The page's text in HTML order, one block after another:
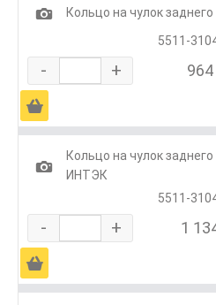
1
Кольцо на чулок
5511-
- +
Ä
1
Кольцо на чулок
ИНТЭК
5511-
- + 1
Ä